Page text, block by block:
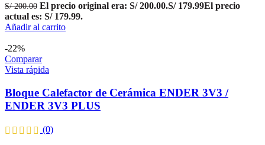
S/200.00 El precio original era: S/ 200.00.S/179.99El precio
actual es: S/ 179.99.
Añadir al carrito
-22%
Comparar
Vista rápida
Bloque Calefactor de Cerámica ENDER 3V3 /
ENDER 3V3 PLUS
(0)